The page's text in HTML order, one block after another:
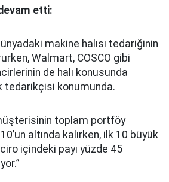
etti:
makine halısı tedariğinin
Walmart, COSCO gibi
de halı konusunda
tedarikçisi konumunda.
toplam portföy
altında kalırken, ilk 10 büyük
içindeki payı yüzde 45